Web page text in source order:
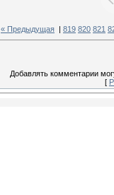
« Предыдущая 819 820 821
Добавлять комментарии
[